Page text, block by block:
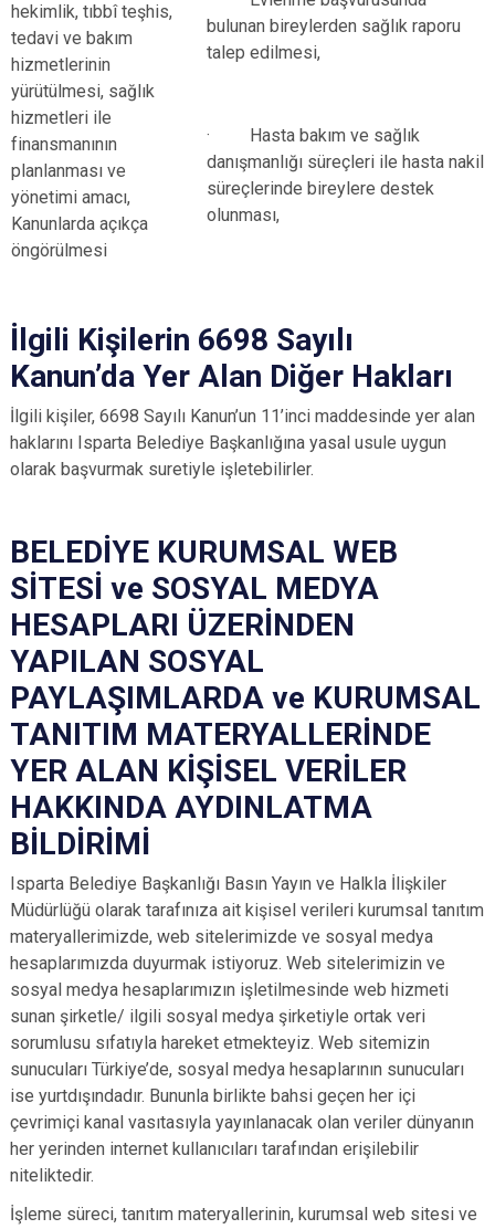
hekimlik, tıbbî teşhis,
tedavi ve bakım
hizmetlerinin
yürütülmesi, sağlık
hizmetleri ile
finansmanının
planlanması ve
yönetimi amacı,
Kanunlarda açıkça
öngörülmesi
bulunan bireylerden sağlık raporu
talep edilmesi,
· Hasta bakım ve sağlık
danışmanlığı süreçleri ile hasta nakil
süreçlerinde bireylere destek
olunması,
İlgili Kişilerin 6698 Sayılı
Kanun’da Yer Alan Diğer Hakları
İlgili kişiler, 6698 Sayılı Kanun’un 11’inci maddesinde yer alan
haklarını Isparta Belediye Başkanlığına yasal usule uygun
olarak başvurmak suretiyle işletebilirler.
BELEDİYE KURUMSAL WEB
SİTESİ ve SOSYAL MEDYA
HESAPLARI ÜZERİNDEN
YAPILAN SOSYAL
PAYLAŞIMLARDA ve KURUMSAL
TANITIM MATERYALLERİNDE
YER ALAN KİŞİSEL VERİLER
HAKKINDA AYDINLATMA
BİLDİRİMİ
Isparta Belediye Başkanlığı Basın Yayın ve Halkla İlişkiler
Müdürlüğü olarak tarafınıza ait kişisel verileri kurumsal tanıtım
materyallerimizde, web sitelerimizde ve sosyal medya
hesaplarımızda duyurmak istiyoruz. Web sitelerimizin ve
sosyal medya hesaplarımızın işletilmesinde web hizmeti
sunan şirketle/ ilgili sosyal medya şirketiyle ortak veri
sorumlusu sıfatıyla hareket etmekteyiz. Web sitemizin
sunucuları Türkiye’de, sosyal medya hesaplarının sunucuları
ise yurtdışındadır. Bununla birlikte bahsi geçen her içi
çevrimiçi kanal vasıtasıyla yayınlanacak olan veriler dünyanın
her yerinden internet kullanıcıları tarafından erişilebilir
niteliktedir.
İşleme süreci, tanıtım materyallerinin, kurumsal web sitesi ve